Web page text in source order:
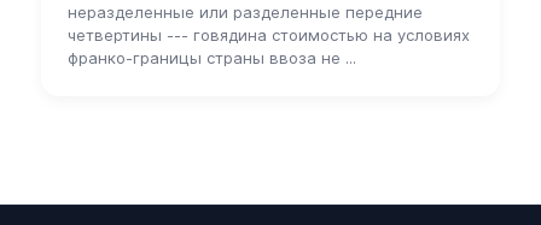
неразделенные или разделенные передние
четвертины --- говядина стоимостью на условиях
франко-границы страны ввоза не ...